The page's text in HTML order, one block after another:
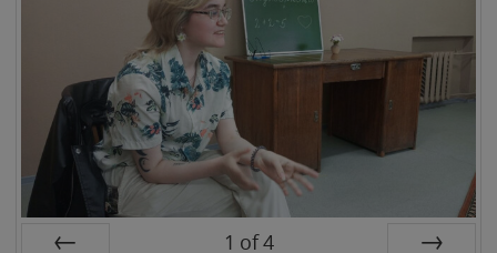
1 of4